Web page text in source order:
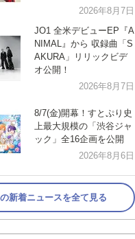
2026年8月7日
JO1 全米デビューEP『A
NIMAL』から 収録曲「S
AKURA」リリックビデ
オ公開！
2026年8月7日
8/7(金)開幕！すとぷり史
上最大規模の「渋谷ジャ
ック」全16企画を公開
2026年8月6日
新着ニュースを全て見る